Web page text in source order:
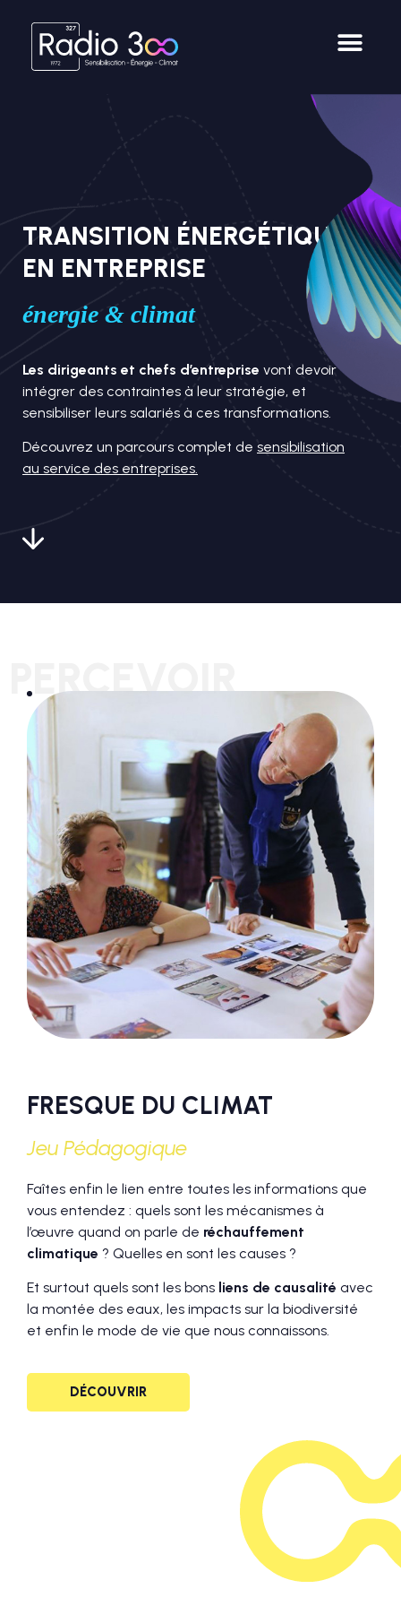
TRANSITION ÉNERGÉTIQUE
EN ENTREPRISE
énergie & climat
Les dirigeants et chefs d’entreprise vont devoir
intégrer des contraintes à leur stratégie, et
sensibiliser leurs salariés à ces transformations.
Découvrez un parcours complet de sensibilisation
au service des entreprises.
PERCEVOIR
FRESQUE DU CLIMAT
Jeu Pédagogique
Faîtes enfin le lien entre toutes les informations que
vous entendez : quels sont les mécanismes à
l’œuvre quand on parle de réchauffement
climatique ? Quelles en sont les causes ?
Et surtout quels sont les bons liens de causalité avec
la montée des eaux, les impacts sur la biodiversité
et enfin le mode de vie que nous connaissons.
DÉCOUVRIR